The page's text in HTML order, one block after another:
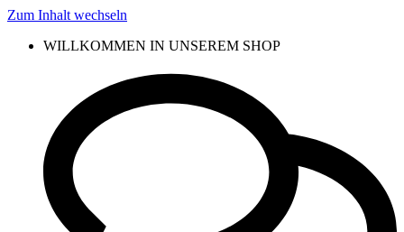
Zum Inhalt wechseln
WILLKOMMEN IN UNSEREM SHOP